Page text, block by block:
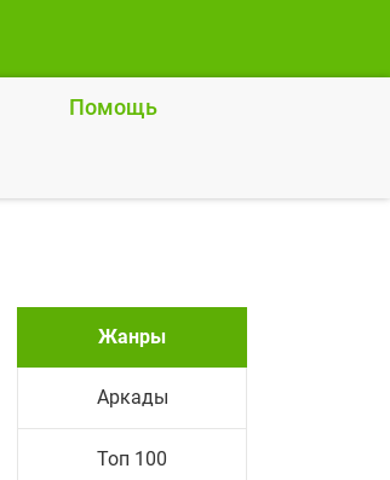
Помощь
Жанры
Аркады
Топ 100